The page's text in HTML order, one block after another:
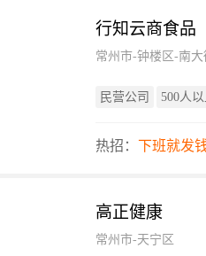
行知云商食品
常州市-钟楼区-南大
民营公司 500人
热招： 下班就发
高正健康
常州市-天宁区